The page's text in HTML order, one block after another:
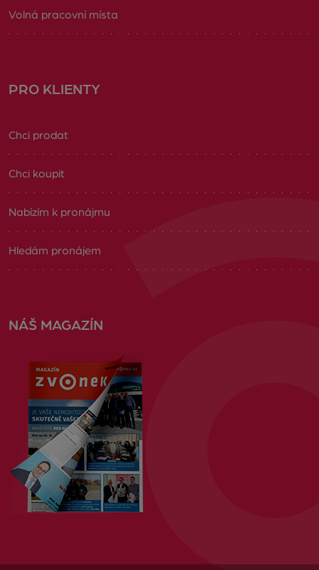
Volná pracovní místa
PRO KLIENTY
Chci prodat
Chci koupit
Nabízím k pronájmu
Hledám pronájem
NÁŠ MAGAZÍN